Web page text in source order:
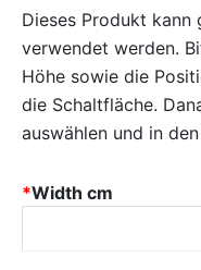
Dieses Produkt
verwendet werden.
Höhe sowie die
die Schaltfläche.
auswählen und in
*Width cm